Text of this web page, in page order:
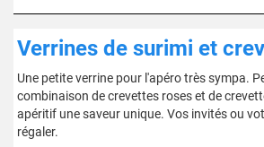
Verrines de surimi et
Une petite verrine pour l'apéro très sympa.
combinaison de crevettes roses et de
apéritif une saveur unique. Vos invités ou
régaler.